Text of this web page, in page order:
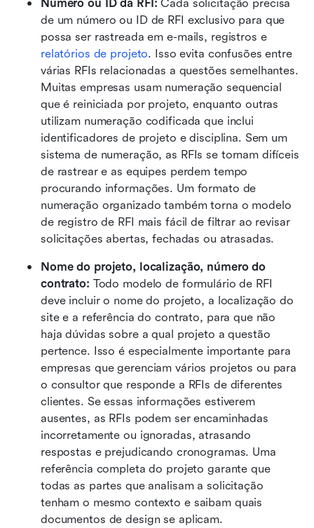
Número ou ID da RFI: Cada solicitação precisa
de um número ou ID de RFI exclusivo para que
possa ser rastreada em e-mails, registros e
relatórios de projeto. Isso evita confusões entre
várias RFIs relacionadas a questões semelhantes.
Muitas empresas usam numeração sequencial
que é reiniciada por projeto, enquanto outras
utilizam numeração codificada que inclui
identificadores de projeto e disciplina. Sem um
sistema de numeração, as RFIs se tornam difíceis
de rastrear e as equipes perdem tempo
procurando informações. Um formato de
numeração organizado também torna o modelo
de registro de RFI mais fácil de filtrar ao revisar
solicitações abertas, fechadas ou atrasadas.
Nome do projeto, localização, número do
contrato: Todo modelo de formulário de RFI
deve incluir o nome do projeto, a localização do
site e a referência do contrato, para que não
haja dúvidas sobre a qual projeto a questão
pertence. Isso é especialmente importante para
empresas que gerenciam vários projetos ou para
o consultor que responde a RFIs de diferentes
clientes. Se essas informações estiverem
ausentes, as RFIs podem ser encaminhadas
incorretamente ou ignoradas, atrasando
respostas e prejudicando cronogramas. Uma
referência completa do projeto garante que
todas as partes que analisam a solicitação
tenham o mesmo contexto e saibam quais
documentos de design se aplicam.